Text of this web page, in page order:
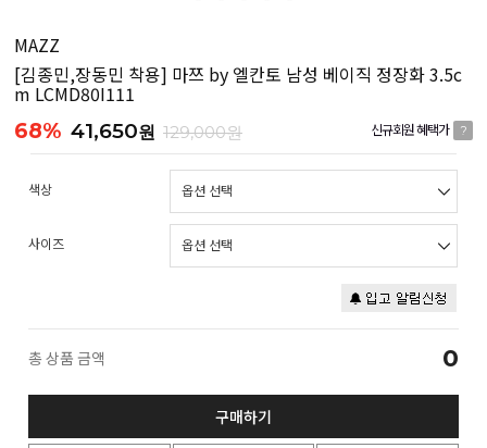
MAZZ
[김종민,장동민 착용] 마쯔 by 엘칸토 남성 베이직 정장화 3.5c
m LCMD80I111
68% 41,650원 129,000원 신규회원 혜택가 ?
색상
사이즈
총 상품 금액 0
구매하기